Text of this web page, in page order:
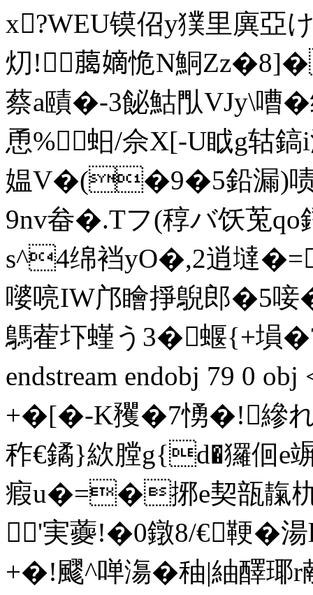
x?WEU镆佋y獛里廙亞
灱!﨟嫡恑N鮦Zz�8]�
蔡a賾�- 3飶鮕閄VJy\嘈
恿%蚎/佘X[-U眓g轱
媪V�(�9�5鉛漏)啧
9nv畚�.Tフ(稕バ饫莵
s^4绵裆yO�,2逍墶
嘙喨IW邝瞺掙鶃郎�5
鷌蒮圷螼う3�蝘{+塤
endstream endobj 79 0
+�[�-K矡�7 愑�!縿
秨€鐍}絘膛g{d�玀佪e竮
瘕u�=�捓е契瓿靝朹
'実虁!�0鐓8/€鞕�
+�!飂^啴漡�秞|紬醳瑘